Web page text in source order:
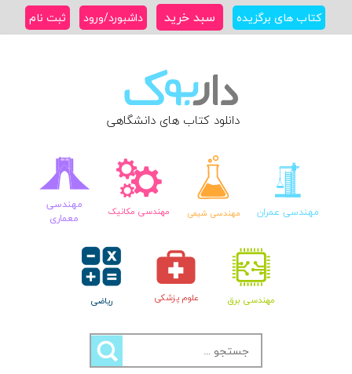
کتاب های برگزیده سبد خرید داشبورد/ورود ثبت نام
دانلود کتاب های دانشگاهی
مهندسی عمران مهندسی شیمی مهندسی مکانیک
مهندسی
معماری
مهندسی برق علوم پزشکی ریاضی
جستجو
برای: